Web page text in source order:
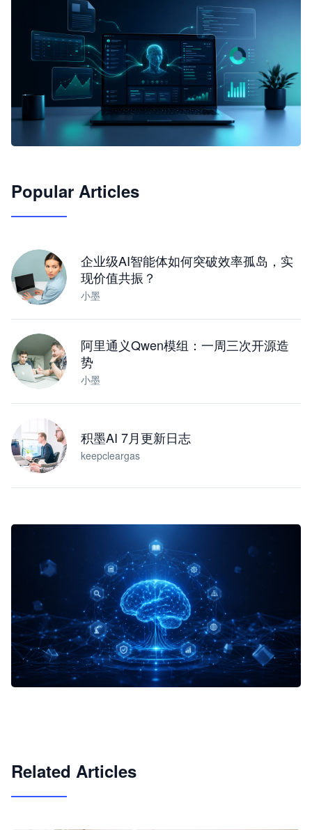
JimoClaw 桌面 AI Agent 工作台
Popular Articles
企业级AI智能体如何突破效率孤岛，实
现价值共振？
小墨
阿里通义Qwen模组：一周三次开源造
势
小墨
积墨AI 7月更新日志
keepcleargas
Related Articles